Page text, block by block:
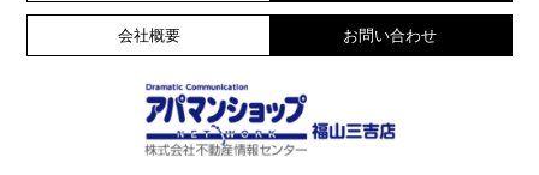
会社概要 お問い合わせ